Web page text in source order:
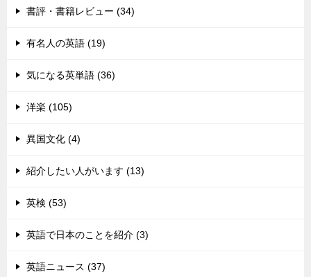
書評・書籍レビュー (34)
有名人の英語 (19)
気になる英単語 (36)
洋楽 (105)
異国文化 (4)
紹介したい人がいます (13)
英検 (53)
英語で日本のことを紹介 (3)
英語ニュース (37)